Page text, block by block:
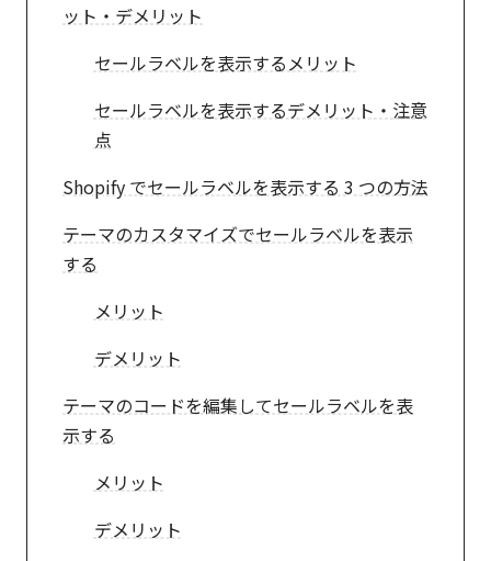
ット・デメリット
セールラベルを表示するメリット
セールラベルを表示するデメリット・注意
点
Shopify でセールラベルを表示する 3 つの方法
テーマのカスタマイズでセールラベルを表示
する
メリット
デメリット
テーマのコードを編集してセールラベルを表
示する
メリット
デメリット